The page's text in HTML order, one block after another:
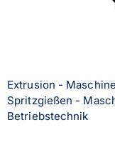
Extrusion -
Spritzgießen -
Betriebstechnik